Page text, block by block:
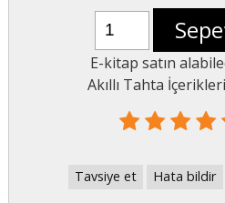
E-kitap satın
Akıllı Tahta
Tavsiye et Hata bildir